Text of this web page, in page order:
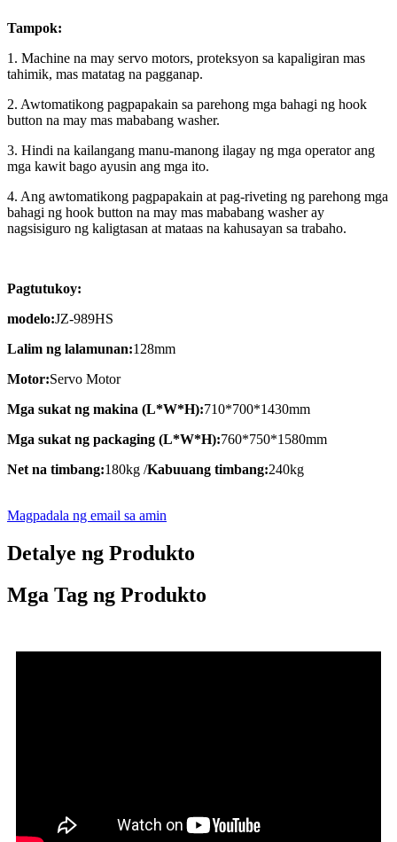
Tampok:
1. Machine na may servo motors, proteksyon sa kapaligiran mas
tahimik, mas matatag na pagganap.
2. Awtomatikong pagpapakain sa parehong mga bahagi ng hook
button na may mas mababang washer.
3. Hindi na kailangang manu-manong ilagay ng mga operator ang
mga kawit bago ayusin ang mga ito.
4. Ang awtomatikong pagpapakain at pag-riveting ng parehong mga
bahagi ng hook button na may mas mababang washer ay
nagsisiguro ng kaligtasan at mataas na kahusayan sa trabaho.
Pagtutukoy:
modelo:JZ-989HS
Lalim ng lalamunan:128mm
Motor:Servo Motor
Mga sukat ng makina (L*W*H):710*700*1430mm
Mga sukat ng packaging (L*W*H):760*750*1580mm
Net na timbang:180kg /Kabuuang timbang:240kg
Magpadala ng email sa amin
Detalye ng Produkto
Mga Tag ng Produkto